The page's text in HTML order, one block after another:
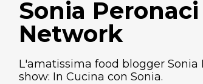
Sonia
Network
L'amatissima food blogger
show: In Cucina con Sonia.